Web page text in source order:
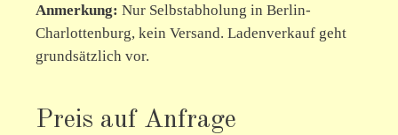
Anmerkung: Nur Selbstabholung in Berlin-
Charlottenburg, kein Versand. Ladenverkauf geht
grundsätzlich vor.
Preis auf Anfrage